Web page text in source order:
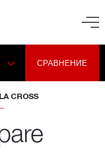
СРАВНЕНИЕ
CROSS